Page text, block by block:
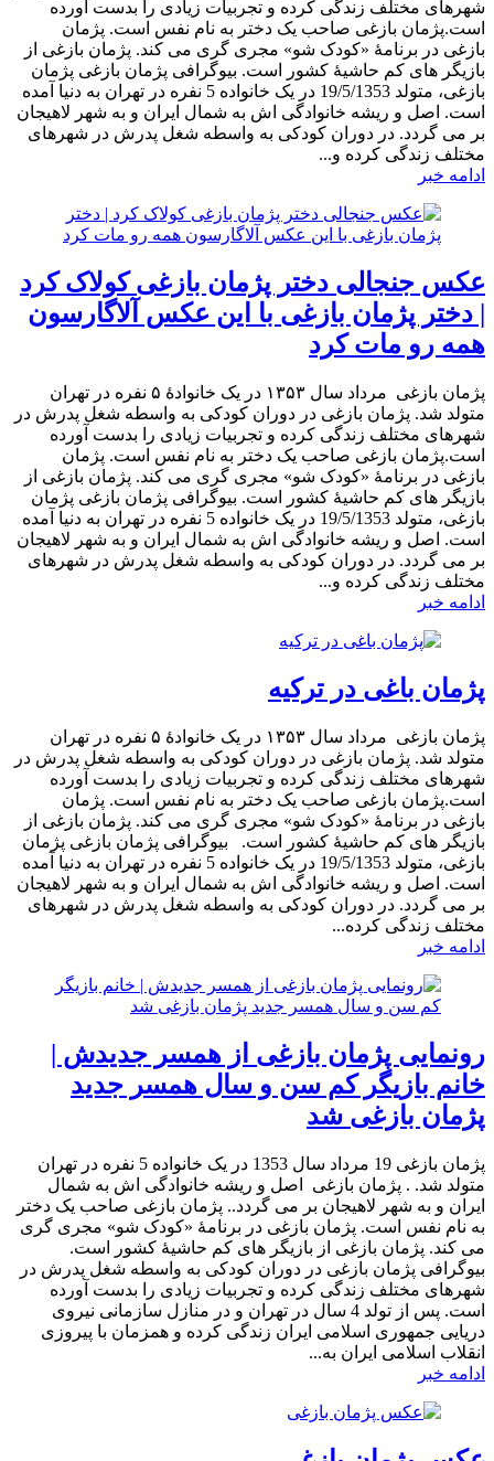
شهرهای مختلف زندگی کرده و تجربیات زیادی را بدست آورده
است.پژمان بازغی صاحب یک دختر به نام نفس است. پژمان
بازغی در برنامۀ «کودک شو» مجری گری می کند. پژمان بازغی از
بازیگر های کم حاشیۀ کشور است. بیوگرافی پژمان بازغی پژمان
بازغی، متولد 19/5/1353 در یک خانواده 5 نفره در تهران به دنیا آمده
است. اصل و ریشه خانوادگی اش به شمال ایران و به شهر لاهیجان
بر می گردد. در دوران کودکی به واسطه شغل پدرش در شهرهای
مختلف زندگی کرده و...
ادامه خبر
عکس جنجالی دختر پژمان بازغی کولاک کرد
| دختر پژمان بازغی با این عکس آلاگارسون
همه رو مات کرد
پژمان بازغی مرداد سال ۱۳۵۳ در یک خانوادهٔ ۵ نفره در تهران
متولد شد. پژمان بازغی در دوران کودکی به واسطه شغل پدرش در
شهرهای مختلف زندگی کرده و تجربیات زیادی را بدست آورده
است.پژمان بازغی صاحب یک دختر به نام نفس است. پژمان
بازغی در برنامۀ «کودک شو» مجری گری می کند. پژمان بازغی از
بازیگر های کم حاشیۀ کشور است. بیوگرافی پژمان بازغی پژمان
بازغی، متولد 19/5/1353 در یک خانواده 5 نفره در تهران به دنیا آمده
است. اصل و ریشه خانوادگی اش به شمال ایران و به شهر لاهیجان
بر می گردد. در دوران کودکی به واسطه شغل پدرش در شهرهای
مختلف زندگی کرده و...
ادامه خبر
پژمان باغی در ترکیه
پژمان بازغی مرداد سال ۱۳۵۳ در یک خانوادهٔ ۵ نفره در تهران
متولد شد. پژمان بازغی در دوران کودکی به واسطه شغل پدرش در
شهرهای مختلف زندگی کرده و تجربیات زیادی را بدست آورده
است.پژمان بازغی صاحب یک دختر به نام نفس است. پژمان
بازغی در برنامۀ «کودک شو» مجری گری می کند. پژمان بازغی از
بازیگر های کم حاشیۀ کشور است. بیوگرافی پژمان بازغی پژمان
بازغی، متولد 19/5/1353 در یک خانواده 5 نفره در تهران به دنیا آمده
است. اصل و ریشه خانوادگی اش به شمال ایران و به شهر لاهیجان
بر می گردد. در دوران کودکی به واسطه شغل پدرش در شهرهای
مختلف زندگی کرده...
ادامه خبر
رونمایی پژمان بازغی از همسر جدیدش |
خانم بازیگر کم سن و سال همسر جدید
پژمان بازغی شد
پژمان بازغی 19 مرداد سال 1353 در یک خانواده 5 نفره در تهران
متولد شد. . پژمان بازغی اصل و ریشه خانوادگی اش به شمال
ایران و به شهر لاهیجان بر می گردد.. پژمان بازغی صاحب یک دختر
به نام نفس است. پژمان بازغی در برنامۀ «کودک شو» مجری گری
می کند. پژمان بازغی از بازیگر های کم حاشیۀ کشور است.
بیوگرافی پژمان بازغی در دوران کودکی به واسطه شغل پدرش در
شهرهای مختلف زندگی کرده و تجربیات زیادی را بدست آورده
است. پس از تولد 4 سال در تهران و در منازل سازمانی نیروی
دریایی جمهوری اسلامی ایران زندگی کرده و همزمان با پیروزی
انقلاب اسلامی ایران به...
ادامه خبر